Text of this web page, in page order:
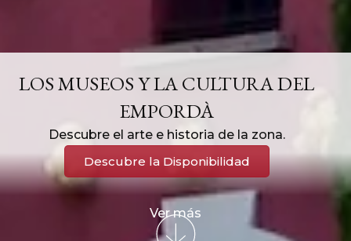
LOS MUSEOS Y LA CULTURA DEL
EMPORDÀ
Descubre el arte e historia de la zona.
Descubre la Disponibilidad
Ver más